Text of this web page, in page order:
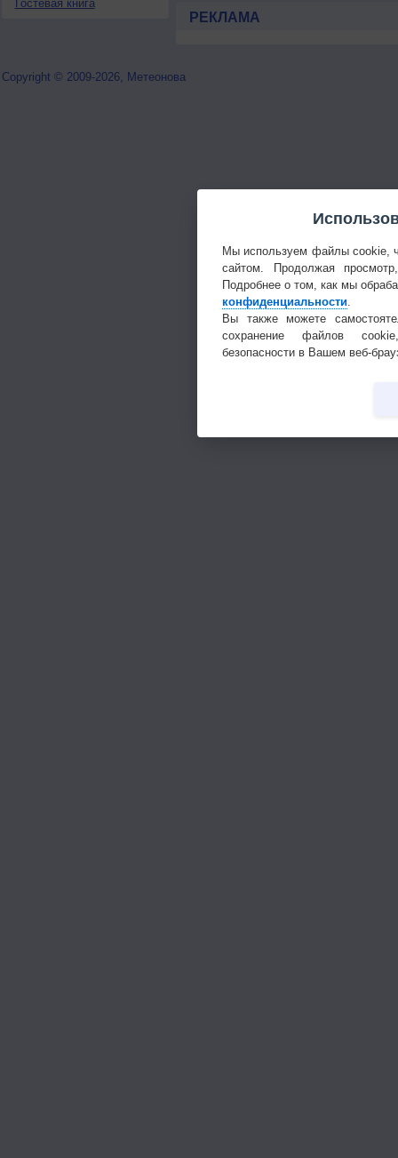
Гостевая книга
РЕКЛАМА
Copyright © 2009-2026, Метеонова
Мы используем файлы cookie,
сайтом. Продолжая
Подробнее о том, как мы
конфиденциальности
Вы также можете
сохранение файлов
безопасности в Вашем веб-